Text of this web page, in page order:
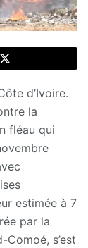
d’Ivoire.
la
fléau qui
estimée à 7
par la
s’est